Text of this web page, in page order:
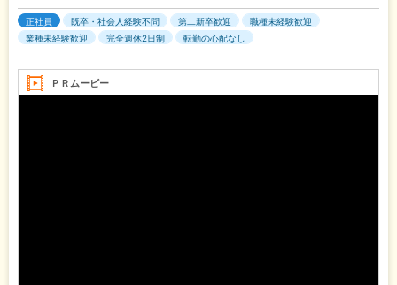
正社員 既卒・社会人経験不問 第二新卒歓迎
職種未経験歓迎
業種未経験歓迎
完全週休2日制 転勤の心配なし
ＰＲムービー